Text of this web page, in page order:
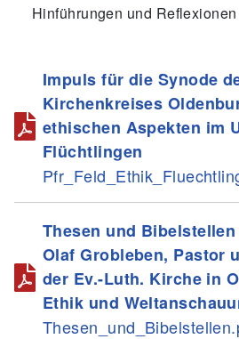
Hinführungen und
Impuls für die Synode
Kirchenkreises
ethischen Aspekten im
Flüchtlingen
Thesen und
Olaf Grobleben, Pastor
der Ev.-Luth. Kirche in
Ethik und